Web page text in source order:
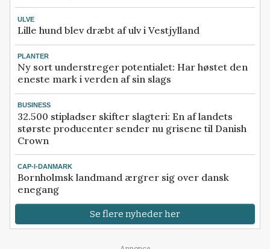
ULVE
Lille hund blev dræbt af ulv i Vestjylland
PLANTER
Ny sort understreger potentialet: Har høstet den
eneste mark i verden af sin slags
BUSINESS
32.500 stipladser skifter slagteri: En af landets
største producenter sender nu grisene til Danish
Crown
CAP-I-DANMARK
Bornholmsk landmand ærgrer sig over dansk
enegang
Se flere nyheder her